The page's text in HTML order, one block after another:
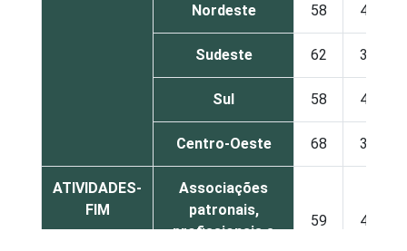
Nordeste 58 42
Sudeste 62 38
Sul 58 42
Centro-Oeste 68 32
ATIVIDADES-
FIM
Associações
patronais,
profissionais e
59 41